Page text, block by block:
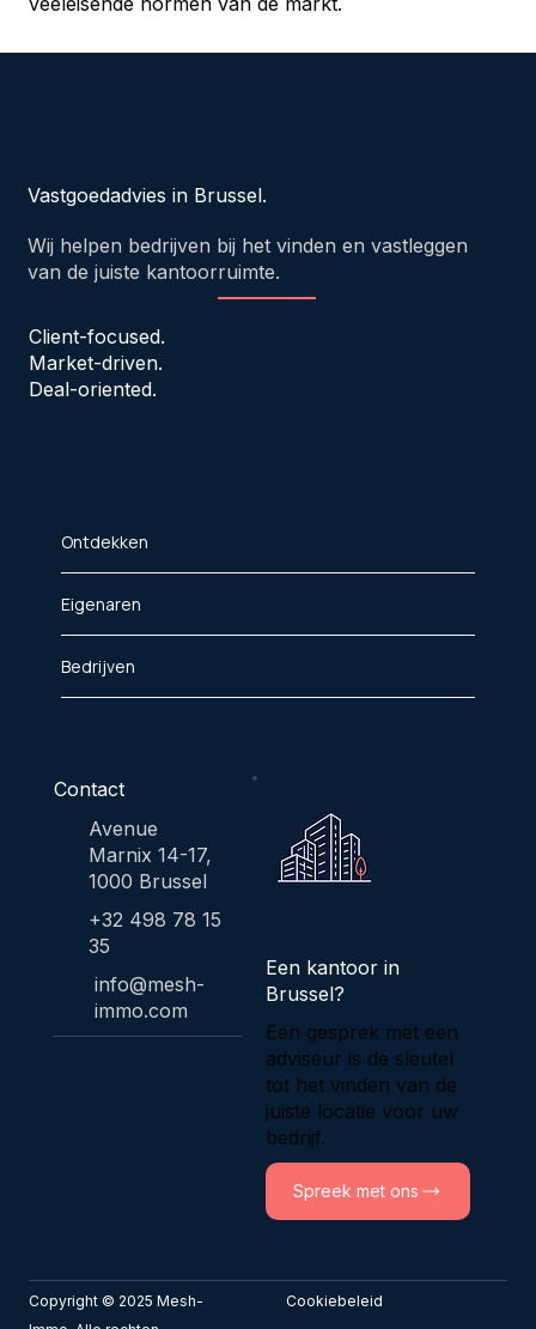
Vastgoedadvies in Brussel.
Wij helpen bedrijven bij het vinden en vastleggen
van de juiste kantoorruimte.
Client-focused.
Market-driven.
Deal-oriented.
Ontdekken
Eigenaren
Bedrijven
Contact
Avenue
Marnix 14-17,
1000 Brussel
+32 498 78 15
35
info@mesh-
immo.com
Een kantoor in
Brussel?
Een gesprek met een
adviseur is de sleutel
tot het vinden van de
juiste locatie voor uw
bedrijf.
Spreek met ons
Copyright © 2025 Mesh-
Cookiebeleid